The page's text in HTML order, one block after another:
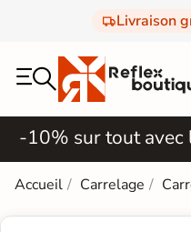
Livraison
-10% sur tout avec
Accueil Carrelage